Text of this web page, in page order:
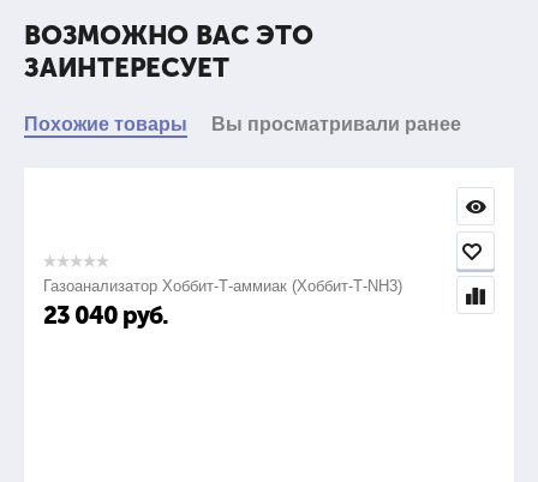
ВОЗМОЖНО ВАС ЭТО
ЗАИНТЕРЕСУЕТ
Похожие товары Вы просматривали ранее
Газоанализатор Хоббит-Т-аммиак (Хоббит-Т-NH3)
23 040 руб.